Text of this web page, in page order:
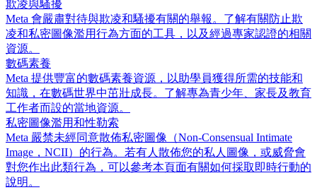
欺凌與騷擾
Meta 會嚴肅對待與欺凌和騷擾有關的舉報。了解有關防止欺
凌和私密圖像濫用行為方面的工具，以及經過專家認證的相關
資源。
數碼素養
Meta 提供豐富的數碼素養資源，以助學員獲得所需的技能和
知識，在數碼世界中茁壯成長。了解專為青少年、家長及教育
工作者而設的當地資源。
私密圖像濫用和性勒索
Meta 嚴禁未經同意散佈私密圖像（Non-Consensual Intimate
Image，NCII）的行為。若有人散佈您的私人圖像，或威脅會
對您作出此類行為，可以參考本頁面有關如何採取即時行動的
說明。